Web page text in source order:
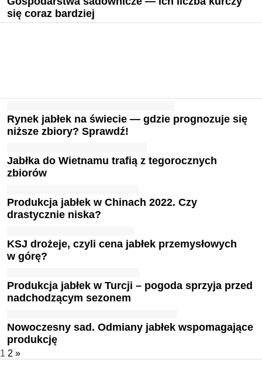
się coraz bardziej
Rynek jabłek na świecie — gdzie prognozuje się
niższe zbiory? Sprawdź!
Jabłka do Wietnamu trafią z tegorocznych
zbiorów
Produkcja jabłek w Chinach 2022. Czy
drastycznie niska?
KSJ drożeje, czyli cena jabłek przemysłowych
w górę?
Produkcja jabłek w Turcji – pogoda sprzyja przed
nadchodzącym sezonem
Nowoczesny sad. Odmiany jabłek wspomagające
produkcję
1 2 »